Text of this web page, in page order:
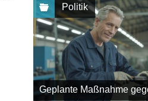
Politik
Geplante Maßnahme